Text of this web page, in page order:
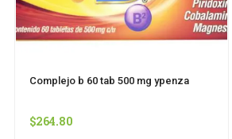
Complejo b 60 tab 500 mg ypenza
$264.80